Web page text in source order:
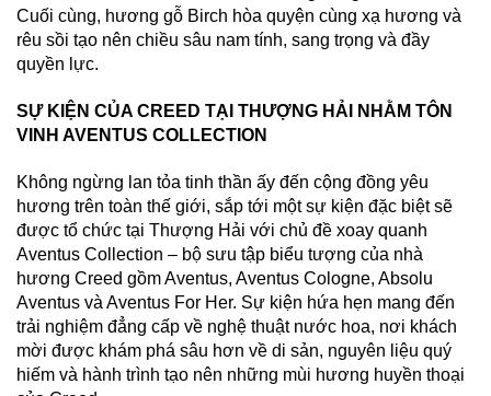
Cuối cùng, hương gỗ Birch hòa quyện cùng xạ hương và
rêu sồi tạo nên chiều sâu nam tính, sang trọng và đầy
quyền lực.
SỰ KIỆN CỦA CREED TẠI THƯỢNG HẢI NHẰM TÔN
VINH AVENTUS COLLECTION
Không ngừng lan tỏa tinh thần ấy đến cộng đồng yêu
hương trên toàn thế giới, sắp tới một sự kiện đặc biệt sẽ
được tổ chức tại Thượng Hải với chủ đề xoay quanh
Aventus Collection – bộ sưu tập biểu tượng của nhà
hương Creed gồm Aventus, Aventus Cologne, Absolu
Aventus và Aventus For Her. Sự kiện hứa hẹn mang đến
trải nghiệm đẳng cấp về nghệ thuật nước hoa, nơi khách
mời được khám phá sâu hơn về di sản, nguyên liệu quý
hiếm và hành trình tạo nên những mùi hương huyền thoại